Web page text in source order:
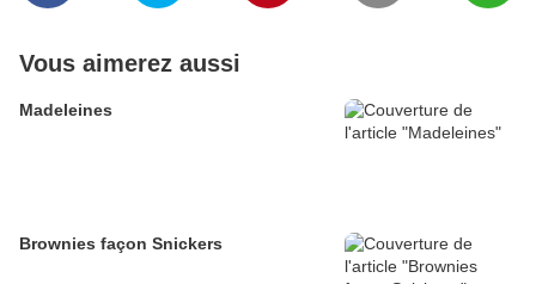
Vous aimerez aussi
Madeleines
Brownies façon Snickers